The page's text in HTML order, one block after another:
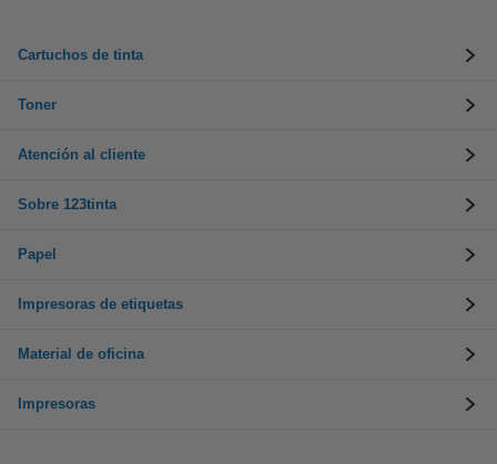
Cartuchos de tinta
Toner
Atención al cliente
Sobre 123tinta
Papel
Impresoras de etiquetas
Material de oficina
Impresoras